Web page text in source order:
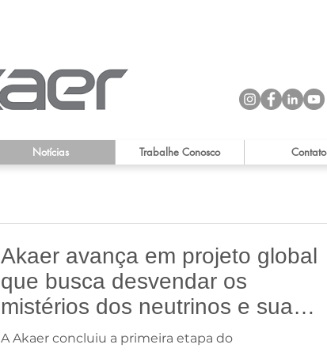
Notícias Trabalhe Conosco Contato
Akaer avança em projeto global
que busca desvendar os
mistérios dos neutrinos e sua
relação com a origem do
A Akaer concluiu a primeira etapa do